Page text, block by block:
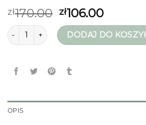
zł170.00 zł106.00
ilość kanken plecakDODAJ DO
OPIS